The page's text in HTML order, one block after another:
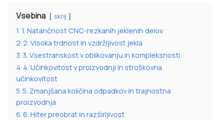
Vsebina skrij
1 1. Natančnost CNC-rezkanih jeklenih delov
2 2. Visoka trdnost in vzdržljivost jekla
3 3. Vsestranskost v oblikovanju in kompleksnosti
4 4. Učinkovitost v proizvodnji in stroškovna
učinkovitost
5 5. Zmanjšana količina odpadkov in trajnostna
proizvodnja
6 6. Hiter preobrat in razširljivost